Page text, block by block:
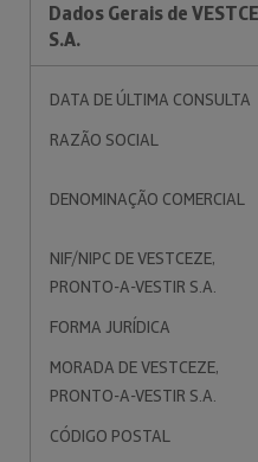
Dados Gerais de
S.A.
DATA DE ÚLTIMA CONSULTA
RAZÃO SOCIAL
DENOMINAÇÃO COMERCIAL
NIF/NIPC DE VESTCEZE,
PRONTO-A-VESTIR S.A.
FORMA JURÍDICA
MORADA DE VESTCEZE,
PRONTO-A-VESTIR S.A.
CÓDIGO POSTAL